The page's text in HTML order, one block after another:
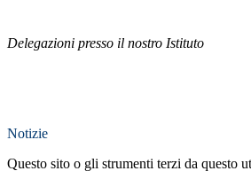
Delegazioni presso il nostro Istituto
Notizie
Questo sito o gli strumenti terzi da questo